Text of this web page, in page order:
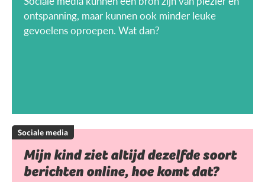
ontspanning, maar kunnen ook minder leuke
gevoelens oproepen. Wat dan?
Sociale media
Mijn kind ziet altijd dezelfde soort
berichten online, hoe komt dat?